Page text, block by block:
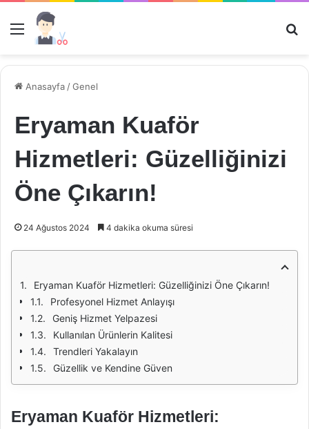
Menü
Anasayfa /Genel
Eryaman Kuaför
Hizmetleri: Güzelliğinizi
Öne Çıkarın!
24 Ağustos 2024 4 dakika okuma süresi
Eryaman Kuaför Hizmetleri: Güzelliğinizi Öne Çıkarın!
Profesyonel Hizmet Anlayışı
Geniş Hizmet Yelpazesi
Kullanılan Ürünlerin Kalitesi
Trendleri Yakalayın
Güzellik ve Kendine Güven
Eryaman Kuaför Hizmetleri: